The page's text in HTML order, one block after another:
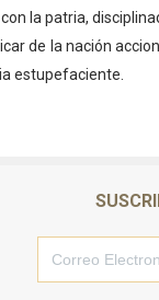
la patria,
de la nación
estupefaciente.